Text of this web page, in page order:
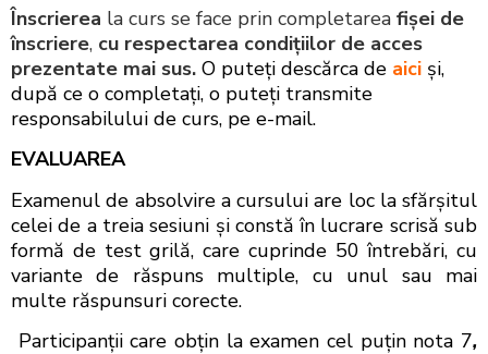
Înscrierea la curs se face prin completarea fişei de
înscriere, cu respectarea condiţiilor de acces
prezentate mai sus. O puteţi descărca de aici şi,
după ce o completaţi, o puteţi transmite
responsabilului de curs, pe e-mail.
EVALUAREA
Examenul de absolvire a cursului are loc la sfărşitul
celei de a treia sesiuni şi constă în lucrare scrisă sub
formă de test grilă, care cuprinde 50 întrebări, cu
variante de răspuns multiple, cu unul sau mai
multe răspunsuri corecte.
Participanţii care obţin la examen cel puţin nota 7,